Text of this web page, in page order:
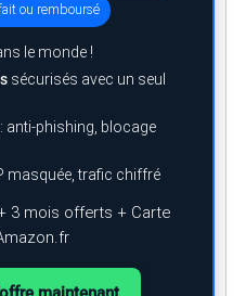
ou remboursé
le monde !
sécurisés avec un seul
anti-phishing, blocage
masquée, trafic chiffré
3 mois offerts + Carte